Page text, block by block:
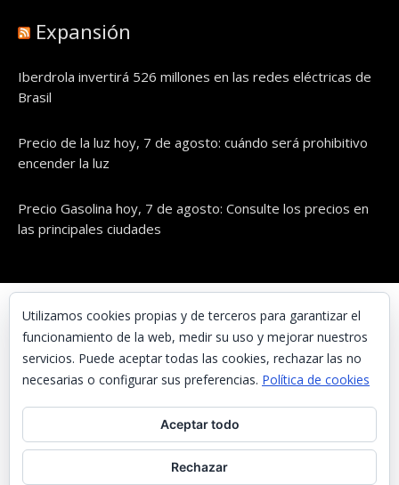
Expansión
Iberdrola invertirá 526 millones en las redes eléctricas de
Brasil
Precio de la luz hoy, 7 de agosto: cuándo será prohibitivo
encender la luz
Precio Gasolina hoy, 7 de agosto: Consulte los precios en
las principales ciudades
© UNAENERGÍA, S.L.
Inicio
Contacta con nosotros
Preguntas frecuentes
Aviso Legal
Utilizamos cookies propias y de terceros para garantizar el
funcionamiento de la web, medir su uso y mejorar nuestros
servicios. Puede aceptar todas las cookies, rechazar las no
necesarias o configurar sus preferencias. Política de cookies
Aceptar todo
Rechazar